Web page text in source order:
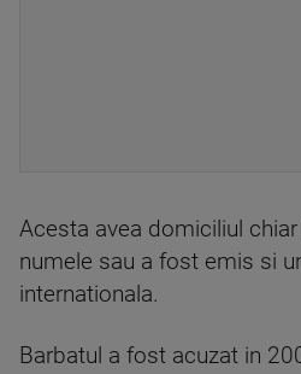
Acesta avea domiciliul
numele sau a fost emis si
internationala.
Barbatul a fost acuzat in